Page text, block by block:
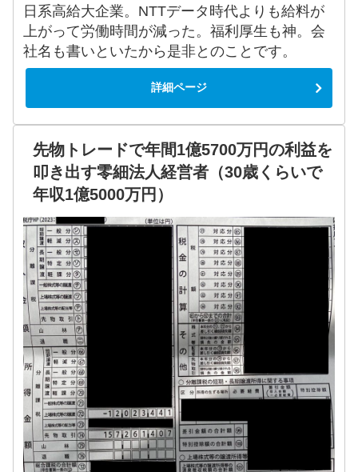
日系高給大企業。NTTデータ時代よりも給料が
上がって労働時間が減った。福利厚生も神。会
社名も書いといたから是非とのことです。
詳細ページ
先物トレードで年間1億5700万円の利益を
叩き出す零細法人経営者（30歳くらいで
年収1億5000万円）